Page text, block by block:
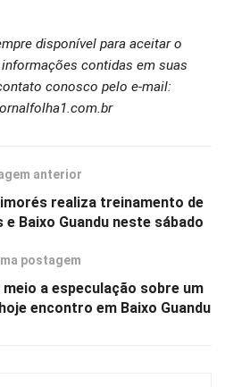
disponível para aceitar o
contidas em suas
conosco pelo e-mail:
anterior
realiza treinamento de
Baixo Guandu neste sábado
postagem
a especulação sobre um
encontro em Baixo Guandu